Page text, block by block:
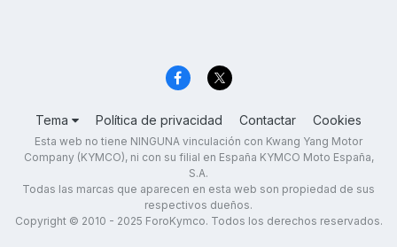
Tema Política de privacidad Contactar Cookies
Esta web no tiene NINGUNA vinculación con Kwang Yang Motor
Company (KYMCO), ni con su filial en España KYMCO Moto España,
S.A.
Todas las marcas que aparecen en esta web son propiedad de sus
respectivos dueños.
Copyright © 2010 - 2025 ForoKymco. Todos los derechos reservados.